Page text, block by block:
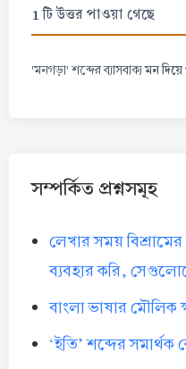
1 টি উত্তর পাওয়া গেছে
'মনগড়া' শব্দের ব্যাসবাক্যমন
সম্পর্কিত প্রশ্নসমূহ
লেখার সময়
ব্যবহার করি,
বাংলা ভাষার মৌলিক
‘ইতি’ শব্দের সমার্থক